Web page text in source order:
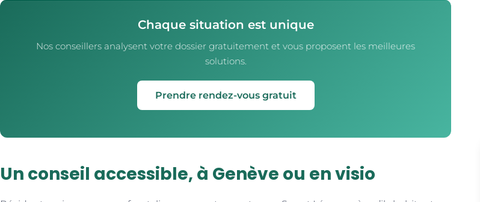
Chaque situation est unique
Nos conseillers analysent votre dossier gratuitement et vous proposent les meilleures
solutions.
Prendre rendez-vous gratuit
Un conseil accessible, à Genève ou en visio